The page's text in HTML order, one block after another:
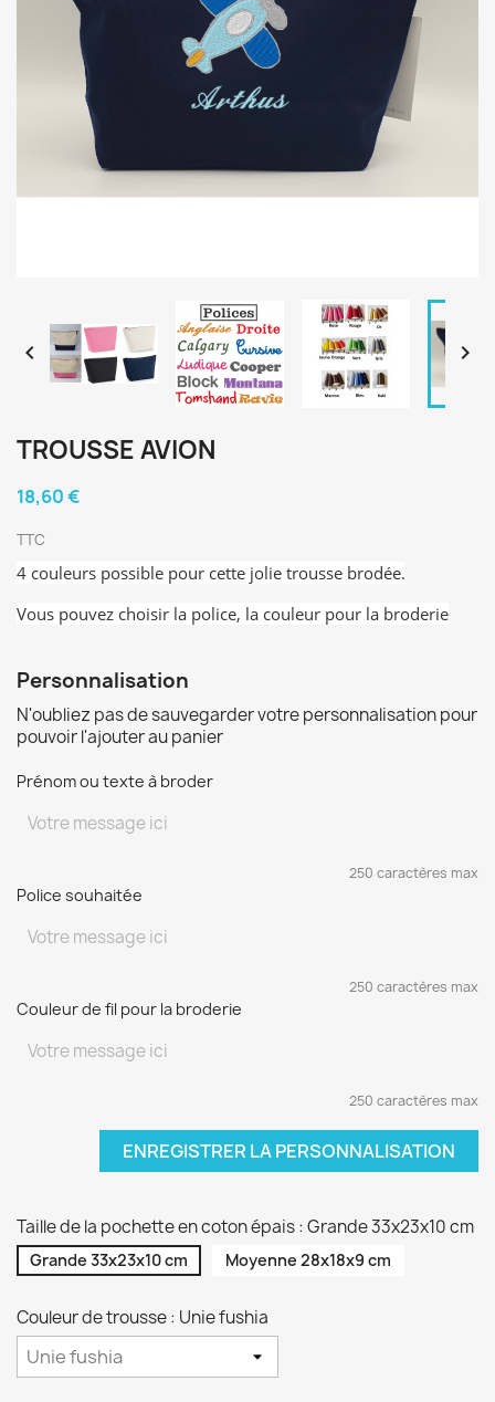
 
TROUSSE AVION
18,60 €
TTC
4 couleurs possible pour cette jolie trousse brodée.
Vous pouvez choisir la police, la couleur pour la broderie
Personnalisation
N'oubliez pas de sauvegarder votre personnalisation pour
pouvoir l'ajouter au panier
Prénom ou texte à broder
250 caractères max
Police souhaitée
250 caractères max
Couleur de fil pour la broderie
250 caractères max
ENREGISTRER LA PERSONNALISATION
Taille de la pochette en coton épais : Grande 33x23x10 cm
Grande 33x23x10 cm Moyenne 28x18x9 cm
Couleur de trousse : Unie fushia